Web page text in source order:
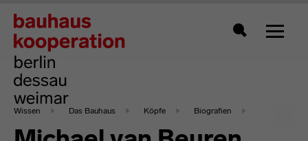
Zeigt
Wissen Das Bauhaus Köpfe Biografien